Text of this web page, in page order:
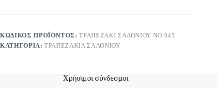
ΚΩΔΙΚΌΣ ΠΡΟΪΌΝΤΟΣ:ΤΡΑΠΕΖΆΚΙ ΣΑΛΟΝΙΟΎ ΝΟ.945
ΚΑΤΗΓΟΡΊΑ:ΤΡΑΠΕΖΆΚΙΑ ΣΑΛΟΝΙΟΎ
Χρήσιμοι σύνδεσμοι